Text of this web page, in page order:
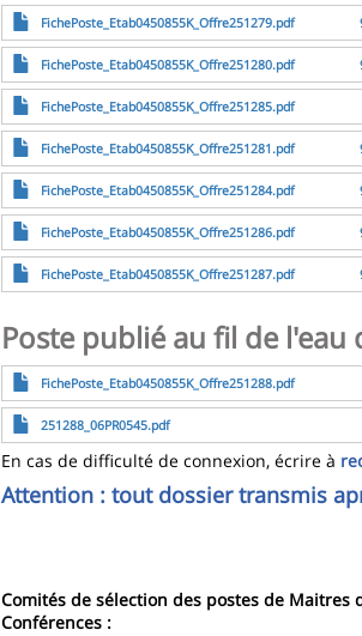
File FichePoste_Etab0450855K_Offre251279.pdf
File FichePoste_Etab0450855K_Offre251280.pdf
File FichePoste_Etab0450855K_Offre251285.pdf
File FichePoste_Etab0450855K_Offre251281.pdf
File FichePoste_Etab0450855K_Offre251284.pdf
File FichePoste_Etab0450855K_Offre251286.pdf
File FichePoste_Etab0450855K_Offre251287.pdf
Poste publié au fil de
File FichePoste_Etab0450855K_Offre251288.pdf
File 251288_06PR0545.pdf
En cas de difficulté de connexion, écrire à
Attention : tout dossier transmis
Comités de sélection des postes de Maitres
Conférences :